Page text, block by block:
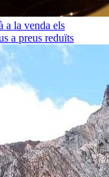
a la venda els
a preus reduïts